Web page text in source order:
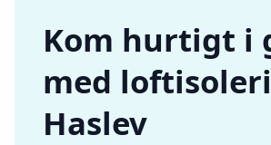
Kom hurtigt i
med
Haslev